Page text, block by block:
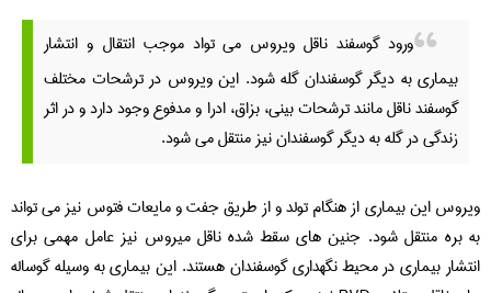
ورود گوسفند ناقل ویروس می تواد موجب انتقال و انتشار
بیماری به دیگر گوسفندان گله شود. این ویروس در ترشحات مختلف
گوسفند ناقل مانند ترشحات بینی، بزاق، ادرا و مدفوع وجود دارد و در اثر
زندگی در گله به دیگر گوسفندان نیز منتقل می شود.
ویروس این بیماری از هنگام تولد و از طریق جفت و مایعات فتوس نیز می تواند
به بره منتقل شود. جنین های سقط شده ناقل میروس نیز عامل مهمی برای
انتشار بیماری در محیط نگهداری گوسفندان هستند. این بیماری به وسیله گوساله